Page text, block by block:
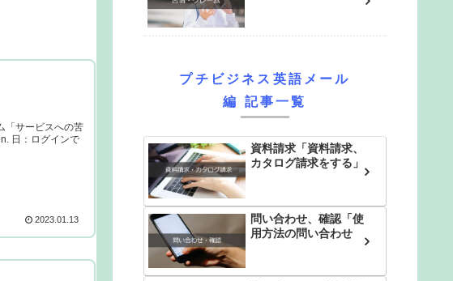
2023.01.13
プチビジネス英語メール
編 記事一覧
資料請求「資料請求、
カタログ請求をする」
問い合わせ、確認「使
用方法の問い合わせ